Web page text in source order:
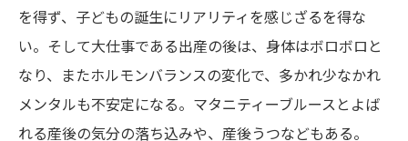
を得ず、子どもの誕生にリアリティを感じざるを得な
い。そして大仕事である出産の後は、身体はボロボロと
なり、またホルモンバランスの変化で、多かれ少なかれ
メンタルも不安定になる。マタニティーブルースとよば
れる産後の気分の落ち込みや、産後うつなどもある。